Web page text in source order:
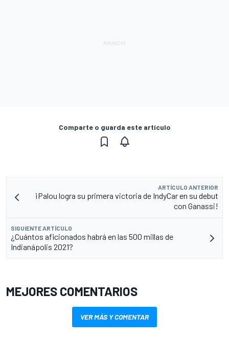
Comparte o guarda este artículo
ARTÍCULO ANTERIOR
¡Palou logra su primera victoria de IndyCar en su debut
con Ganassi!
SIGUIENTE ARTÍCULO
¿Cuántos aficionados habrá en las 500 millas de
Indianápolis 2021?
MEJORES COMENTARIOS
VER MÁS Y COMENTAR